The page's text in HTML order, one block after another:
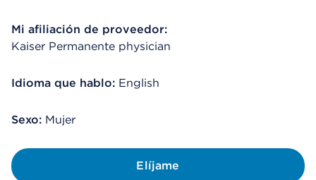
Mi afiliación de proveedor:
Kaiser Permanente physician
Idioma que hablo: English
Sexo: Mujer
Elíjame